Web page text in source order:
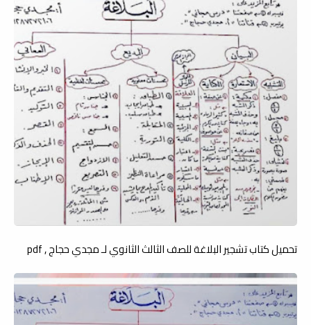
تحميل كتاب تشجير البلاغة للصف الثالث الثانوي لـ مجدي حجاج , pdf